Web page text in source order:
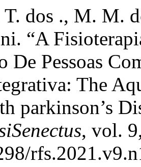
T. dos ., M. M.
“A
De Pessoas
The
parkinson’s
, vol.